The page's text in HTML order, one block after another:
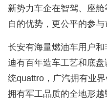
新势力车企在智驾、座
自的优势，更公平的参与
长安有海量燃油车用户
迪有百年造车工艺和底
统quattro，广汽拥有业
拥有军工品质的全地形